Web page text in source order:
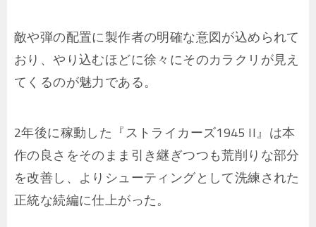
敵や弾の配置に製作者の明確な意図が込められて
おり、やり込むほどに徐々にそのカラクリが見え
てくるのが魅力である。
2年後に稼動した『ストライカーズ1945 II』は本
作の良さをそのまま引き継ぎつつも荒削りな部分
を改善し、よりシューティングとして洗練された
正統な続編に仕上がった。